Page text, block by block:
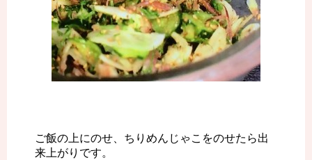
ご飯の上にのせ、ちりめんじゃこをのせたら出
来上がりです。